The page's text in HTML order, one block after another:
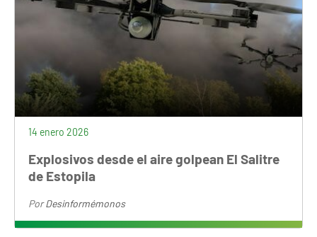
14 enero 2026
Explosivos desde el aire golpean El Salitre
de Estopila
PorDesinformémonos